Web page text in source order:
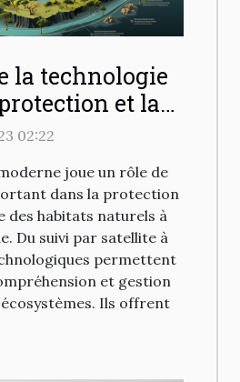
la technologie
et la
des habitats
02:22
joue un rôle de
dans la protection
des habitats naturels à
Du suivi par satellite à
permettent
et gestion
Ils offrent